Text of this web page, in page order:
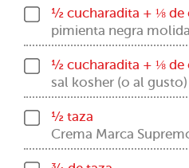
½ cucharadita + ⅛ de
pimienta negra
½ cucharadita + ⅛ de
sal kosher (o al gusto)
½ taza
Crema Marca